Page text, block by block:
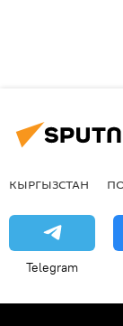
КЫРГЫЗСТАН
Telegram